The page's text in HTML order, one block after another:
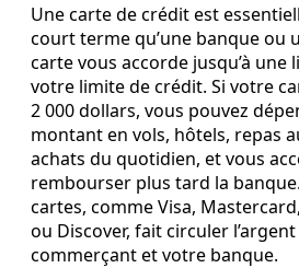
Une carte de crédit est
court terme qu’une banque ou
carte vous accorde jusqu’à une
votre limite de crédit. Si votre
2 000 dollars, vous pouvez
montant en vols, hôtels, repas
achats du quotidien, et vous
rembourser plus tard la
cartes, comme Visa,
ou Discover, fait circuler
commerçant et votre banque.